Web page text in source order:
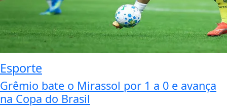
Esporte
Grêmio bate o Mirassol por 1 a 0 e avança
na Copa do Brasil